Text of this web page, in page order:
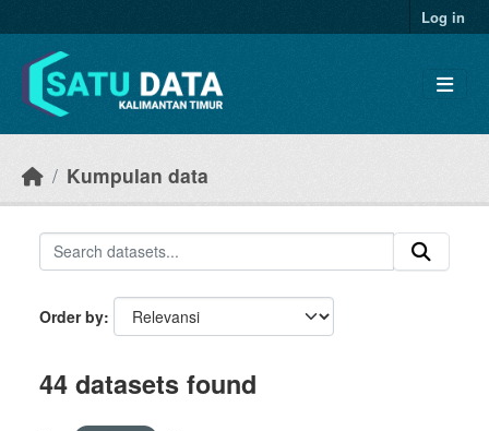
Log in
Kumpulan data
Order by
44 datasets found